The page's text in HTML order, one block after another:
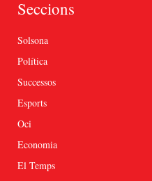
Seccions
Solsona
Política
Successos
Esports
Oci
Economia
El Temps